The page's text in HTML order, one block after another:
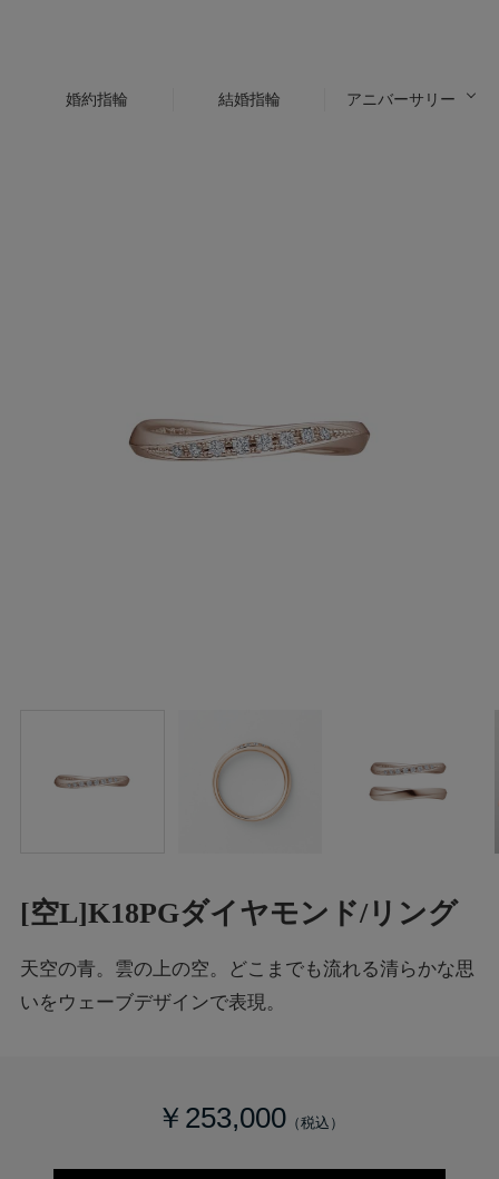
婚約指輪 結婚指輪 アニバーサリー
[空L]K18PGダイヤモンド/リング
天空の青。雲の上の空。どこまでも流れる清らかな思
いをウェーブデザインで表現。
￥253,000